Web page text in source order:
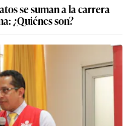
se suman a la carrera
¿Quiénes son?